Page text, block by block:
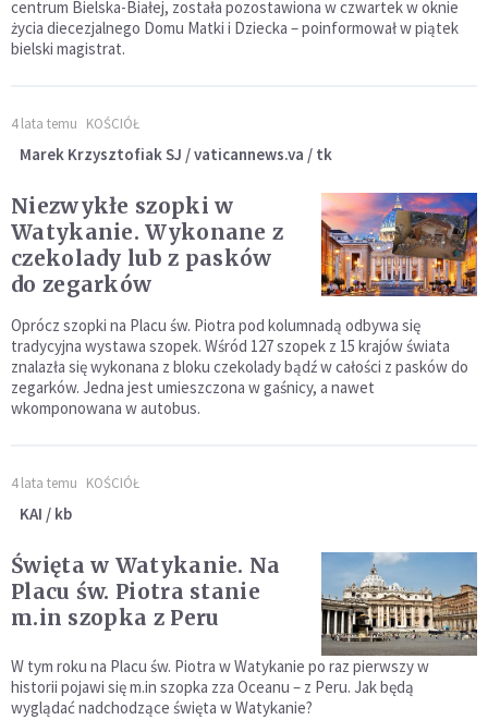
centrum Bielska-Białej, została pozostawiona w czwartek w oknie
życia diecezjalnego Domu Matki i Dziecka – poinformował w piątek
bielski magistrat.
4 lata temu KOŚCIÓŁ
Marek Krzysztofiak SJ / vaticannews.va / tk
Niezwykłe szopki w
Watykanie. Wykonane z
czekolady lub z pasków
do zegarków
Oprócz szopki na Placu św. Piotra pod kolumnadą odbywa się
tradycyjna wystawa szopek. Wśród 127 szopek z 15 krajów świata
znalazła się wykonana z bloku czekolady bądź w całości z pasków do
zegarków. Jedna jest umieszczona w gaśnicy, a nawet
wkomponowana w autobus.
4 lata temu KOŚCIÓŁ
KAI / kb
Święta w Watykanie. Na
Placu św. Piotra stanie
m.in szopka z Peru
W tym roku na Placu św. Piotra w Watykanie po raz pierwszy w
historii pojawi się m.in szopka zza Oceanu – z Peru. Jak będą
wyglądać nadchodzące święta w Watykanie?